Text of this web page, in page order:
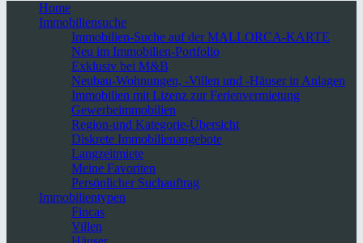
Home
Immobiliensuche
Immobilien-Suche auf der MALLORCA-KARTE
Neu im Immobilien-Portfolio
Exklusiv bei M&B
Neubau-Wohnungen, -Villen und -Häuser in Anlagen
Immobilien mit Lizenz zur Ferienvermietung
Gewerbeimmobilien
Region-und Kategorie-Übersicht
Diskrete Immobilienangebote
Langzeitmiete
Meine Favoriten
Persönlicher Suchauftrag
Immobilientypen
Fincas
Villen